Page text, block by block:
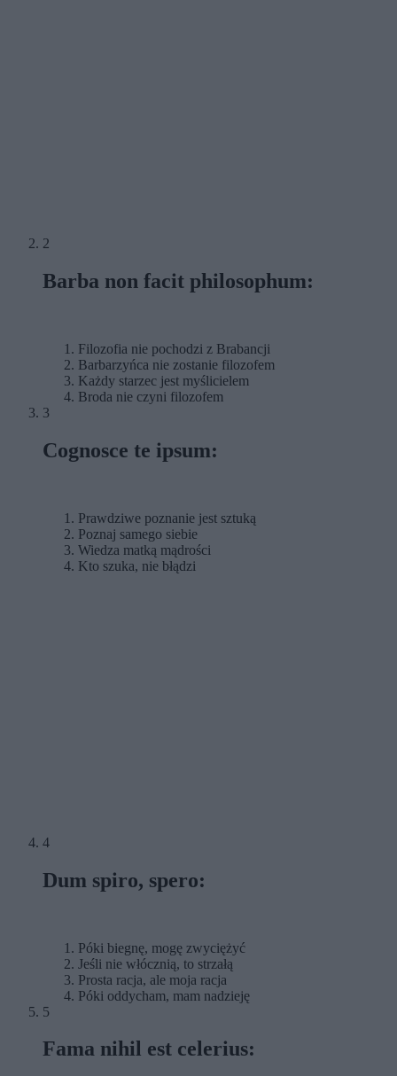
2
Barba non facit philosophum:
Filozofia nie pochodzi z Brabancji
Barbarzyńca nie zostanie filozofem
Każdy starzec jest myślicielem
Broda nie czyni filozofem
3
Cognosce te ipsum:
Prawdziwe poznanie jest sztuką
Poznaj samego siebie
Wiedza matką mądrości
Kto szuka, nie błądzi
4
Dum spiro, spero:
Póki biegnę, mogę zwyciężyć
Jeśli nie włócznią, to strzałą
Prosta racja, ale moja racja
Póki oddycham, mam nadzieję
5
Fama nihil est celerius: